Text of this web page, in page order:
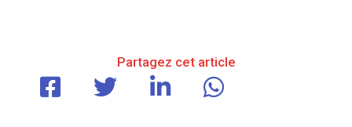
Partagez cet article